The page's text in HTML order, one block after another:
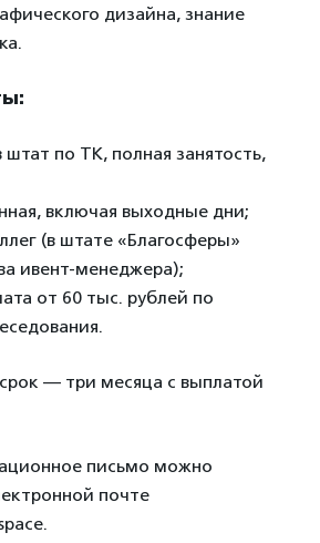
дизайна, знание
по ТК, полная занятость,
включая выходные дни;
(в штате «Благосферы»
ивент-менеджера);
от 60 тыс. рублей по
— три месяца с выплатой
письмо можно
почте